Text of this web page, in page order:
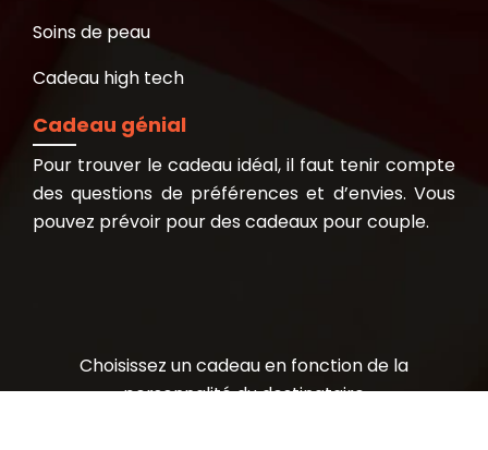
Soins de peau
Cadeau high tech
Cadeau génial
Pour trouver le cadeau idéal, il faut tenir compte
des questions de préférences et d’envies. Vous
pouvez prévoir pour des cadeaux pour couple.
Choisissez un cadeau en fonction de la
personnalité du destinataire